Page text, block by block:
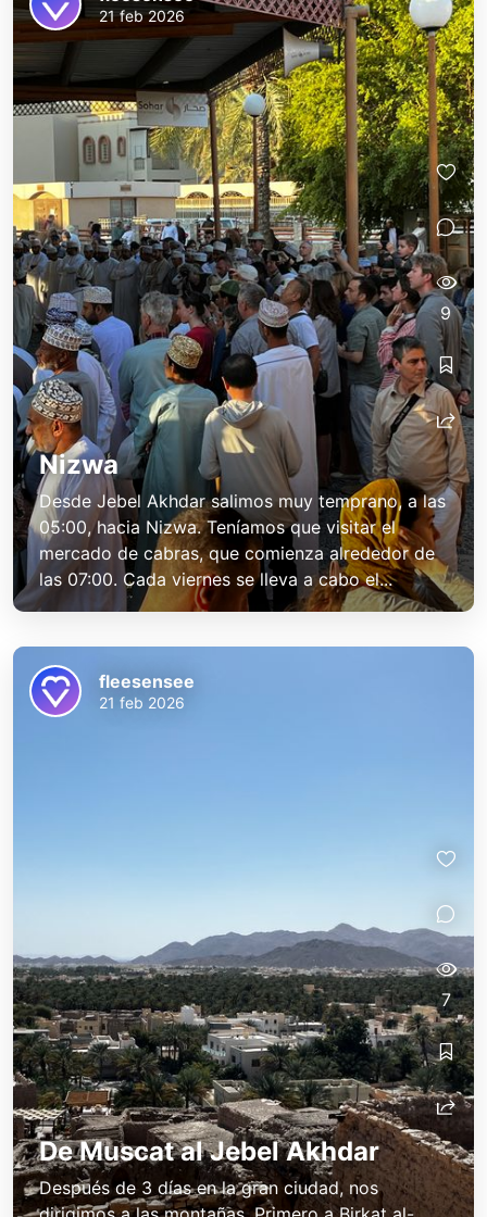
Nizwa
Desde Jebel Akhdar salimos muy temprano, a las
05:00, hacia Nizwa. Teníamos que visitar el
mercado de cabras, que comienza alrededor de
las 07:00. Cada viernes se lleva a cabo el...
21 feb 2026
9
De Muscat al Jebel Akhdar
Después de 3 días en la gran ciudad, nos
fleesensee
21 feb 2026
7